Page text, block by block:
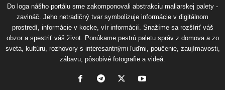
Do loga nášho portálu sme zakomponovali abstrakciu maliarskej palety -
zavináč. Jeho netradičný tvar symbolizuje informácie v digitálnom
prostredí, informácie v kocke, vír informácií. Snažíme sa rozšíriť váš
obzor a spestriť váš život. Ponúkame pestrú paletu správ z domova a zo
sveta, kultúru, rozhovory s interesantnými ľuďmi, poučenie, zaujímavosti,
zábavu, pôsobivé fotografie a videá.